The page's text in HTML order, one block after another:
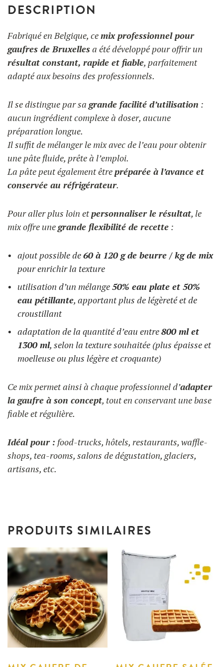
DESCRIPTION
Fabriqué en Belgique, cemix professionnel pour
gaufres de Bruxellesa été développé pour offrir un
résultat constant, rapide et fiable, parfaitement
adapté aux besoins des professionnels.
Il se distingue par sa grande facilité d’utilisation :
aucun ingrédient complexe à doser, aucune
préparation longue.
Il suffit de mélanger le mix avec de l’eau pour obtenir
une pâte fluide, prête à l’emploi.
La pâte peut également êtrepréparée à l’avance et
conservée au réfrigérateur.
Pour aller plus loin etpersonnaliser le résultat, le
mix offre unegrande flexibilité de recette :
ajout possible de60 à 120 g de beurre / kg de mix
pour enrichir la texture
utilisation d’un mélange50% eau plate et 50%
eau pétillante, apportant plus de légèreté et de
croustillant
adaptation de la quantité d’eau entre800 ml et
1300 ml, selon la texture souhaitée (plus épaisse et
moelleuse ou plus légère et croquante)
Ce mix permet ainsi à chaque professionnel d’adapter
la gaufre à son concept, tout en conservant une base
fiable et régulière.
Idéal pour : food-trucks, hôtels, restaurants, waffle-
shops, tea-rooms, salons de dégustation, glaciers,
artisans, etc.
PRODUITS SIMILAIRES